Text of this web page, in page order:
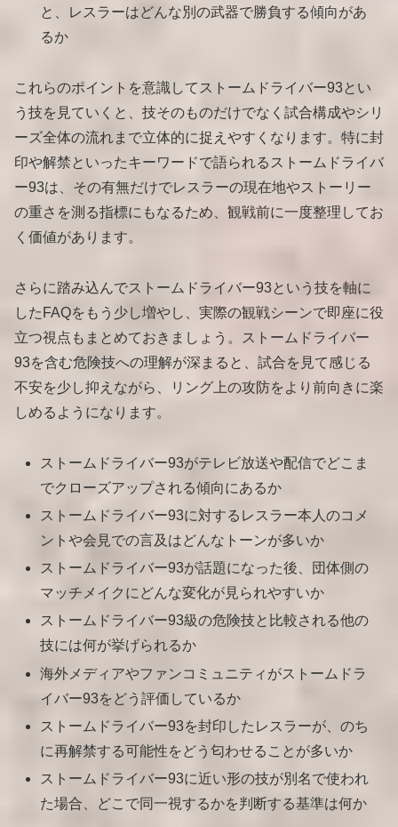
と、レスラーはどんな別の武器で勝負する傾向があ
るか
これらのポイントを意識してストームドライバー93とい
う技を見ていくと、技そのものだけでなく試合構成やシリ
ーズ全体の流れまで立体的に捉えやすくなります。特に封
印や解禁といったキーワードで語られるストームドライバ
ー93は、その有無だけでレスラーの現在地やストーリー
の重さを測る指標にもなるため、観戦前に一度整理してお
く価値があります。
さらに踏み込んでストームドライバー93という技を軸に
したFAQをもう少し増やし、実際の観戦シーンで即座に役
立つ視点もまとめておきましょう。ストームドライバー
93を含む危険技への理解が深まると、試合を見て感じる
不安を少し抑えながら、リング上の攻防をより前向きに楽
しめるようになります。
ストームドライバー93がテレビ放送や配信でどこま
でクローズアップされる傾向にあるか
ストームドライバー93に対するレスラー本人のコメ
ントや会見での言及はどんなトーンが多いか
ストームドライバー93が話題になった後、団体側の
マッチメイクにどんな変化が見られやすいか
ストームドライバー93級の危険技と比較される他の
技には何が挙げられるか
海外メディアやファンコミュニティがストームドラ
イバー93をどう評価しているか
ストームドライバー93を封印したレスラーが、のち
に再解禁する可能性をどう匂わせることが多いか
ストームドライバー93に近い形の技が別名で使われ
た場合、どこで同一視するかを判断する基準は何か